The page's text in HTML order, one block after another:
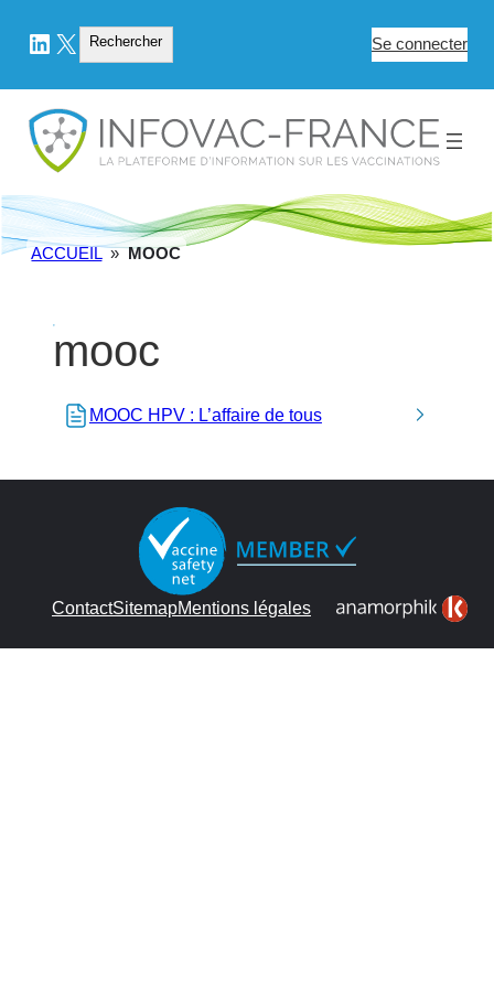
LinkedIn
X Rechercher
Rechercher Se connecter
ACCUEIL » MOOC
mooc
MOOC HPV : L’affaire de tous
ContactSitemapMentions légales